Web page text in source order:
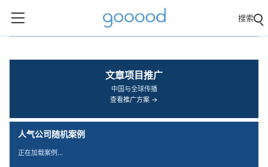
搜索
文章项目推广
中国与全球传播
查看推广方案 →
人气公司随机案例
正在加载案例…